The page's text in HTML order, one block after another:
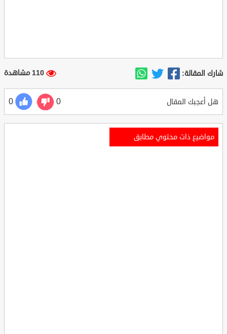
شارك المقالة: 110 مشاهدة
هل أعجبك المقال 0
0
مواضيع ذات محتوي مطابق